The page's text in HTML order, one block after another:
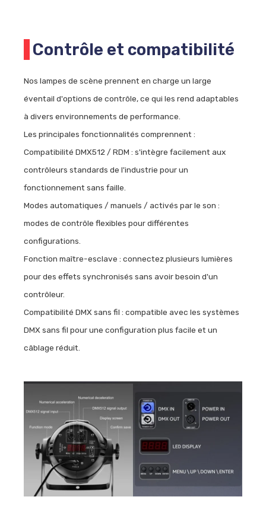
Contrôle et compatibilité
Nos lampes de scène prennent en charge un large
éventail d'options de contrôle, ce qui les rend adaptables
à divers environnements de performance.
Les principales fonctionnalités comprennent :
Compatibilité DMX512 / RDM : s'intègre facilement aux
contrôleurs standards de l'industrie pour un
fonctionnement sans faille.
Modes automatiques / manuels / activés par le son :
modes de contrôle flexibles pour différentes
configurations.
Fonction maître-esclave : connectez plusieurs lumières
pour des effets synchronisés sans avoir besoin d'un
contrôleur.
Compatibilité DMX sans fil : compatible avec les systèmes
DMX sans fil pour une configuration plus facile et un
câblage réduit.